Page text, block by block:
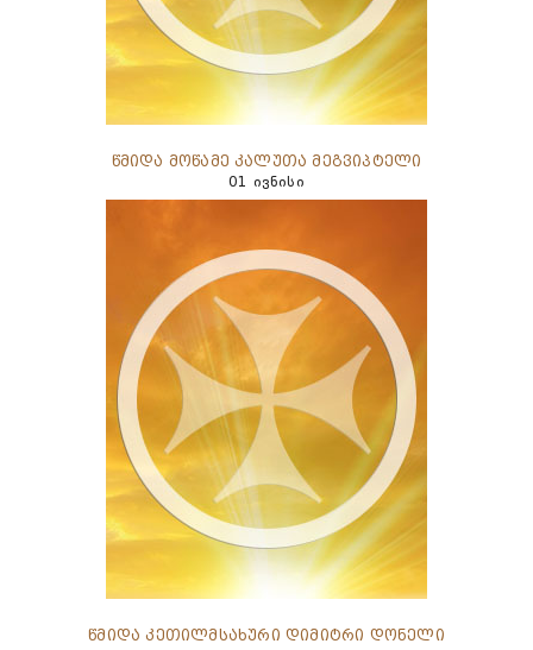
წმიდა მოწამე კალუთა მეგვიპტელი
01 ივნისი
წმიდა კეთილმსახური დიმიტრი დონელი